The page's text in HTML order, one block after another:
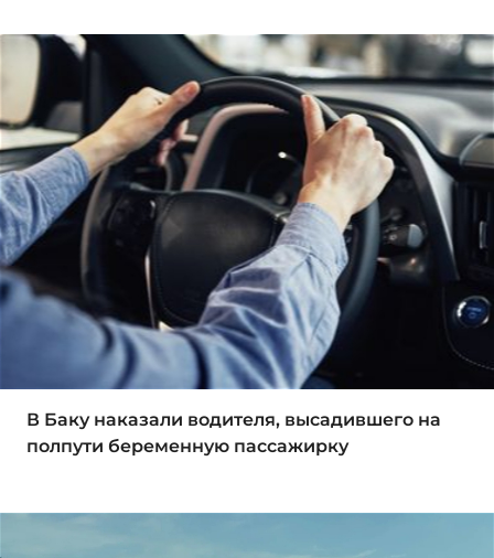
В Баку наказали водителя, высадившего на
полпути беременную пассажирку